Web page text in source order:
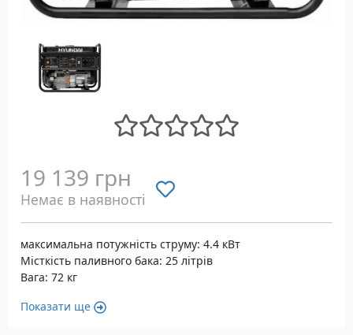
19 139 грн
Немає в наявності
максимальна потужність струму: 4.4 кВт
Місткість паливного бака: 25 літрів
Вага: 72 кг
Показати ще